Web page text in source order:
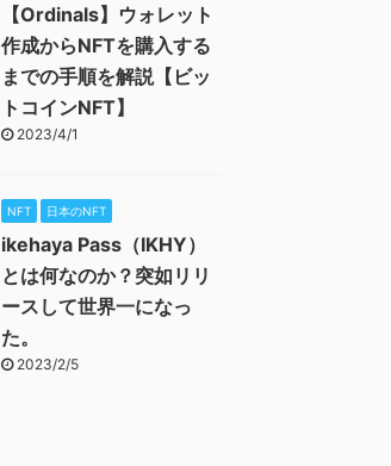
【Ordinals】ウォレット
作成からNFTを購入する
までの手順を解説【ビッ
トコインNFT】
2023/4/1
NFT 日本のNFT
ikehaya Pass（IKHY）
とは何なのか？突如リリ
ースして世界一になっ
た。
2023/2/5